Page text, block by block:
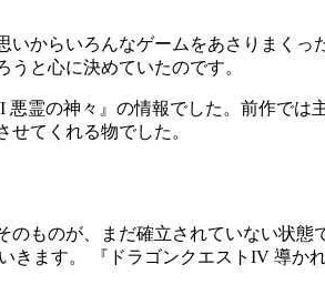
からいろんなゲームをあさりまくっ
と心に決めていたのです。
霊の神々』の情報でした。前作では
てくれる物でした。
ものが、まだ確立されていない状態
ます。 『ドラゴンクエストIV 導か